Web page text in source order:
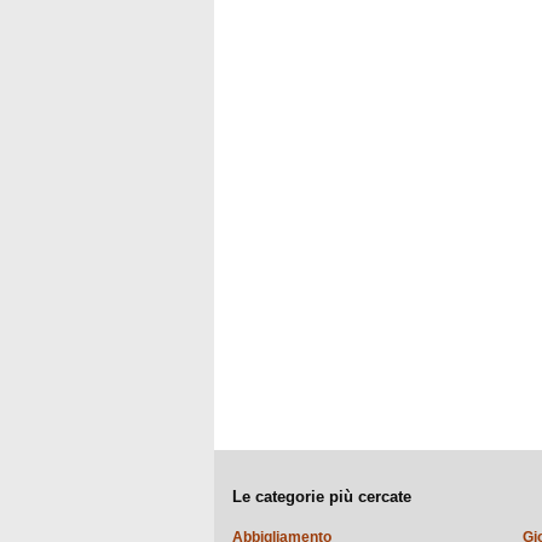
Le categorie più cercate
Abbigliamento